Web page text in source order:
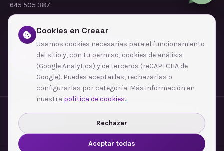
645 505 387
info@dependalium.com
Mataró (Barcelona)
Déjanos tu reseña en Google
Zonas de cobertura·Barcelona·L'Hospitalet de Llobregat·Terrassa·Badalona
Sabadell
Santa Coloma de Gramenet
Ver todas las zonas →
Cookies en Creaar
Usamos cookies necesarias para el funcionamiento
del sitio y, con tu permiso, cookies de análisis
(Google Analytics) y de terceros (reCAPTCHA de
Google). Puedes aceptarlas, rechazarlas o
configurarlas por categoría. Más información en
nuestra política de cookies.
Rechazar
Aceptar todas